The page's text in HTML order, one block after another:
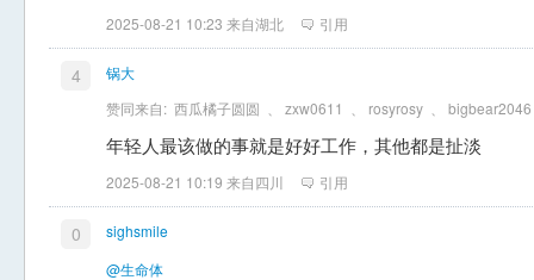
2025-08-21 10:23 来自湖北 引用
4
锅大
赞同来自: 西瓜橘子圆圆 zxw0611 rosyrosy bigbear2046
年轻人最该做的事就是好好工作，其他都是扯淡
2025-08-21 10:19 来自四川 引用
0
sighsmile
@生命体